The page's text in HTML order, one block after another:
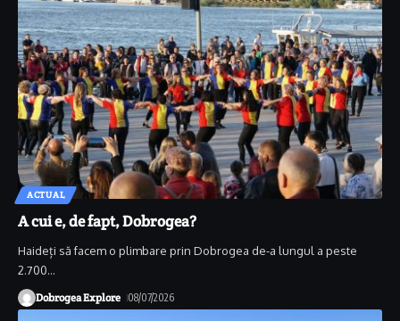
ACTUAL
A cui e, de fapt, Dobrogea?
Haideți să facem o plimbare prin Dobrogea de-a lungul a peste
2.700…
Dobrogea Explore 08/07/2026